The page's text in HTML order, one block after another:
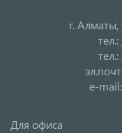
г.
тел.:
тел.:
e-mail:
Для офиса